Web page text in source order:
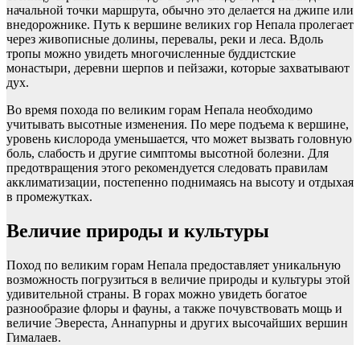
начальной точки маршрута, обычно это делается на джипе или
внедорожнике. Путь к вершине великих гор Непала пролегает
через живописные долины, перевалы, реки и леса. Вдоль
тропы можно увидеть многочисленные буддистские
монастыри, деревни шерпов и пейзажи, которые захватывают
дух.
Во время похода по великим горам Непала необходимо
учитывать высотные изменения. По мере подъема к вершине,
уровень кислорода уменьшается, что может вызвать головную
боль, слабость и другие симптомы высотной болезни. Для
предотвращения этого рекомендуется следовать правилам
акклиматизации, постепенно поднимаясь на высоту и отдыхая
в промежутках.
Величие природы и культуры
Поход по великим горам Непала предоставляет уникальную
возможность погрузиться в величие природы и культуры этой
удивительной страны. В горах можно увидеть богатое
разнообразие флоры и фауны, а также почувствовать мощь и
величие Эвереста, Аннапурны и других высочайших вершин
Гималаев.